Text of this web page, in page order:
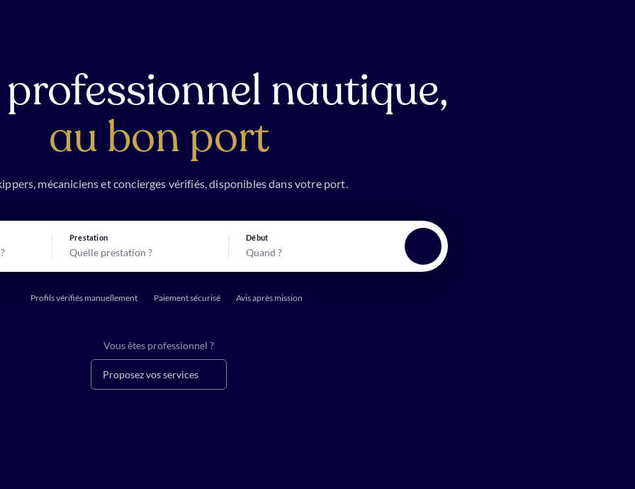
nautique,
au bon port
mécaniciens et concierges vérifiés, disponibles dans votre port.
Prestation
Quelle prestation ?
Début
Quand ?
Profils vérifiés manuellement Paiement sécurisé Avis après mission
Vous êtes professionnel ?
Proposez vos services